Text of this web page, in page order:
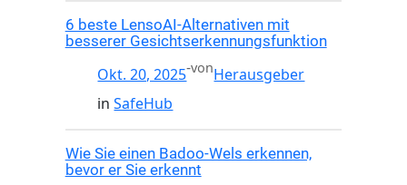
6 beste LensoAI-Alternativen mit
besserer Gesichtserkennungsfunktion
Okt. 20, 2025-vonHerausgeber
inSafeHub
Wie Sie einen Badoo-Wels erkennen,
bevor er Sie erkennt